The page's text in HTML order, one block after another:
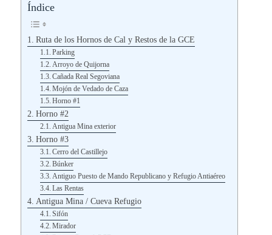
Índice
Ruta de los Hornos de Cal y Restos de la GCE
Parking
Arroyo de Quijorna
Cañada Real Segoviana
Mojón de Vedado de Caza
Horno #1
Horno #2
Antigua Mina exterior
Horno #3
Cerro del Castillejo
Búnker
Antiguo Puesto de Mando Republicano y Refugio Antiaéreo
Las Rentas
Antigua Mina / Cueva Refugio
Sifón
Mirador